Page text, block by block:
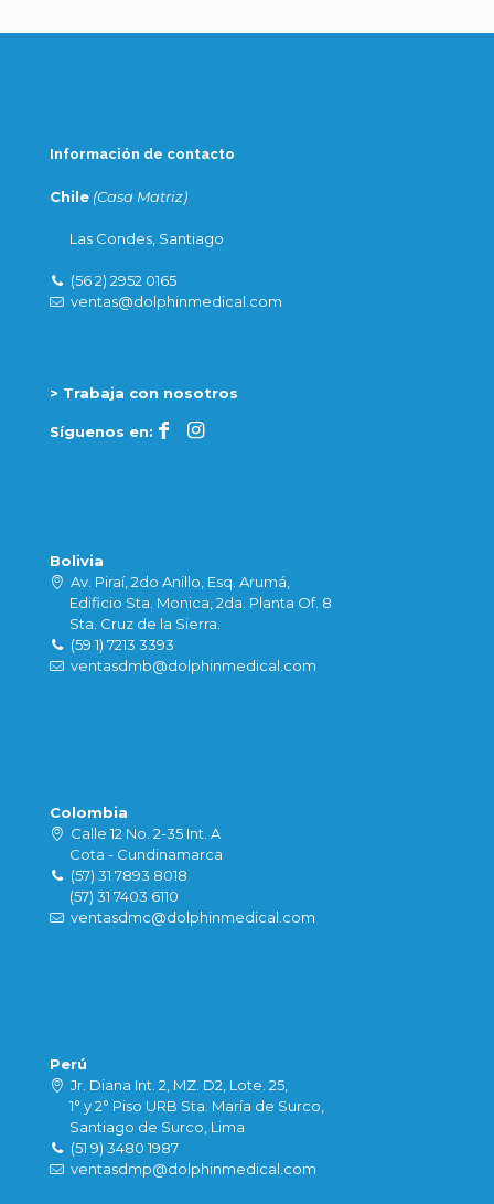
Información de contacto
Chile (Casa Matriz)
Las Condes, Santiago
(56 2) 2952 0165
ventas@dolphinmedical.com
> Trabaja con nosotros
Síguenos en:
Bolivia
Av. Piraí, 2do Anillo, Esq. Arumá,
Edificio Sta. Monica, 2da. Planta Of. 8
Sta. Cruz de la Sierra.
(59 1) 7213 3393
ventasdmb@dolphinmedical.com
Colombia
Calle 12 No. 2-35 Int. A
Cota - Cundinamarca
(57) 31 7893 8018
(57) 31 7403 6110
ventasdmc@dolphinmedical.com
Perú
Jr. Diana Int. 2, MZ. D2, Lote. 25,
1° y 2° Piso URB Sta. María de Surco,
Santiago de Surco, Lima
(51 9) 3480 1987
ventasdmp@dolphinmedical.com